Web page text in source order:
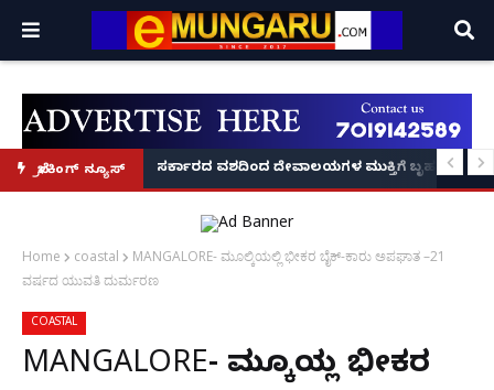
ಬ್ರೇಕಿಂಗ್ ನ್ಯೂಸ್
ಆರಂಭ' – ಸಚಿವ ಯು.ಟಿ. ಖಾದರ್ ಅಭಯ!ಸರ್ಕಾರದ ವಶದಿಂದ ದೇವಾಲಯಗಳ ಮುಕ್ತಿಗೆ ಬೃಹತ್
Home coastal
MANGALORE- ಮೂಲ್ಕಿಯಲ್ಲಿ ಭೀಕರ ಬೈಕ್-ಕಾರು ಅಪಘಾತ –21
ವರ್ಷದ ಯುವತಿ ದುರ್ಮರಣ
COASTAL
MANGALORE- ಮೂಲ್ಕಿಯಲ್ಲಿ ಭೀಕರ